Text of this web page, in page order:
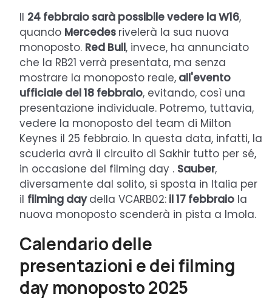
Il 24 febbraio sarà possibile vedere la W16,
quando Mercedes rivelerà la sua nuova
monoposto. Red Bull, invece, ha annunciato
che la RB21 verrà presentata, ma senza
mostrare la monoposto reale, all'evento
ufficiale del 18 febbraio, evitando, così una
presentazione individuale. Potremo, tuttavia,
vedere la monoposto del team di Milton
Keynes il 25 febbraio. In questa data, infatti, la
scuderia avrà il circuito di Sakhir tutto per sé,
in occasione del filming day . Sauber,
diversamente dal solito, si sposta in Italia per
il filming daydella VCARB02: il 17 febbraio la
nuova monoposto scenderà in pista a Imola.
Calendario delle
presentazioni e dei filming
day monoposto 2025